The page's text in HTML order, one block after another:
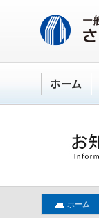
ホーム
ホーム